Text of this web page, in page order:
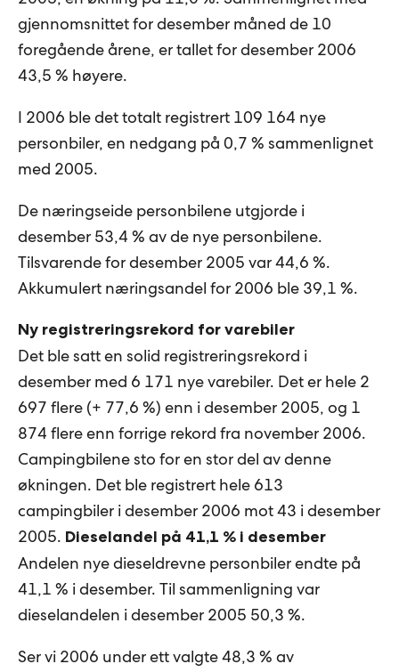
gjennomsnittet for desember måned de 10
foregående årene, er tallet for desember 2006
43,5 % høyere.
I 2006 ble det totalt registrert 109 164 nye
personbiler, en nedgang på 0,7 % sammenlignet
med 2005.
De næringseide personbilene utgjorde i
desember 53,4 % av de nye personbilene.
Tilsvarende for desember 2005 var 44,6 %.
Akkumulert næringsandel for 2006 ble 39,1 %.
Ny registreringsrekord for varebiler
Det ble satt en solid registreringsrekord i
desember med 6 171 nye varebiler. Det er hele 2
697 flere (+ 77,6 %) enn i desember 2005, og 1
874 flere enn forrige rekord fra november 2006.
Campingbilene sto for en stor del av denne
økningen. Det ble registrert hele 613
campingbiler i desember 2006 mot 43 i desember
2005. Dieselandel på 41,1 % i desember
Andelen nye dieseldrevne personbiler endte på
41,1 % i desember. Til sammenligning var
dieselandelen i desember 2005 50,3 %.
Ser vi 2006 under ett valgte 48,3 % av